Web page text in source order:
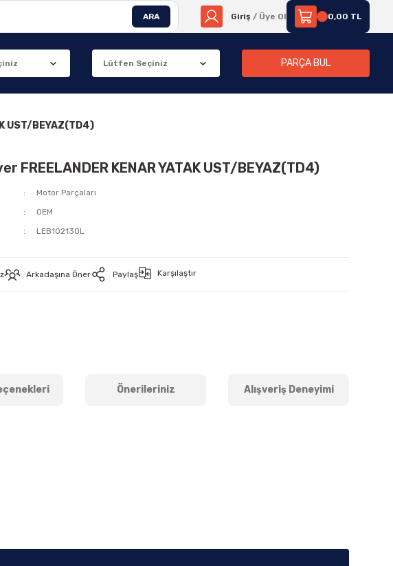
ARA Giriş / Üye Ol 0,00 TL
PARÇA BUL
UST/BEYAZ(TD4)
FREELANDER KENAR YATAK UST/BEYAZ(TD4)
Motor Parçaları
OEM
LEB102130L
Arkadaşına Öner Paylaş Karşılaştır
Önerileriniz Alışveriş Deneyimi